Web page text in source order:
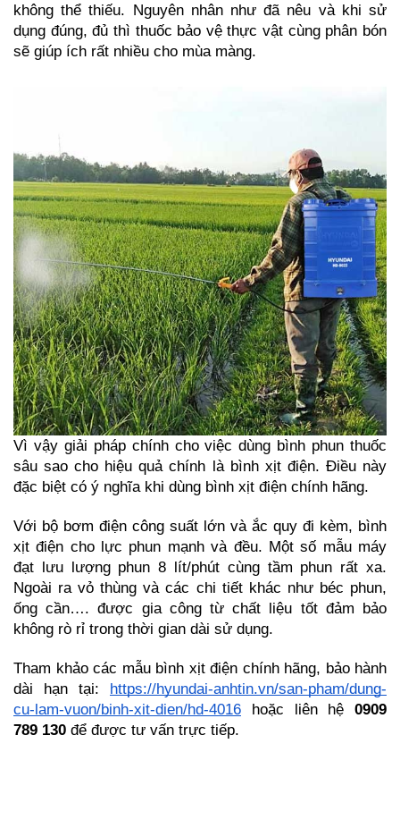
không thể thiếu. Nguyên nhân như đã nêu và khi sử
dụng đúng, đủ thì thuốc bảo vệ thực vật cùng phân bón
sẽ giúp ích rất nhiều cho mùa màng.
Vì vậy giải pháp chính cho việc dùng bình phun thuốc
sâu sao cho hiệu quả chính là bình xịt điện. Điều này
đặc biệt có ý nghĩa khi dùng bình xịt điện chính hãng.
Với bộ bơm điện công suất lớn và ắc quy đi kèm, bình
xịt điện cho lực phun mạnh và đều. Một số mẫu máy
đạt lưu lượng phun 8 lít/phút cùng tầm phun rất xa.
Ngoài ra vỏ thùng và các chi tiết khác như béc phun,
ống cần…. được gia công từ chất liệu tốt đảm bảo
không rò rỉ trong thời gian dài sử dụng.
Tham khảo các mẫu bình xịt điện chính hãng, bảo hành
dài hạn tại: https://hyundai-anhtin.vn/san-pham/dung-
cu-lam-vuon/binh-xit-dien/hd-4016 hoặc liên hệ 0909
789 130 để được tư vấn trực tiếp.